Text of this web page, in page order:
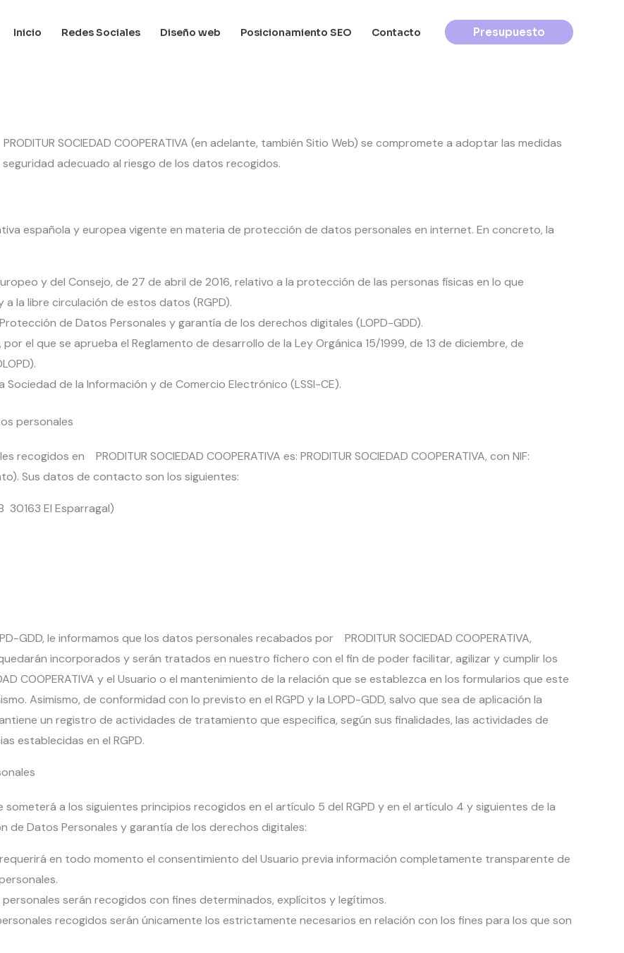
Inicio Redes Sociales Diseño web Posicionamiento SEO Contacto Presupuesto
SOCIEDAD COOPERATIVA (en adelante, también Sitio Web) se compromete a adoptar las medidas
adecuado al riesgo de los datos recogidos.
española y europea vigente en materia de protección de datos personales en internet. En concreto, la
y del Consejo, de 27 de abril de 2016, relativo a la protección de las personas físicas en lo que
la libre circulación de estos datos (RGPD).
de Datos Personales y garantía de los derechos digitales (LOPD-GDD).
el que se aprueba el Reglamento de desarrollo de la Ley Orgánica 15/1999, de 13 de diciembre, de
Sociedad de la Información y de Comercio Electrónico (LSSI-CE).
personales
en PRODITUR SOCIEDAD COOPERATIVA es: PRODITUR SOCIEDAD COOPERATIVA, con NIF:
Sus datos de contacto son los siguientes:
30163 El Esparragal)
GDD, le informamos que los datos personales recabados por PRODITUR SOCIEDAD COOPERATIVA,
incorporados y serán tratados en nuestro fichero con el fin de poder facilitar, agilizar y cumplir los
COOPERATIVA y el Usuario o el mantenimiento de la relación que se establezca en los formularios que este
Asimismo, de conformidad con lo previsto en el RGPD y la LOPD-GDD, salvo que sea de aplicación la
un registro de actividades de tratamiento que especifica, según sus finalidades, las actividades de
establecidas en el RGPD.
a los siguientes principios recogidos en el artículo 5 del RGPD y en el artículo 4 y siguientes de la
de Datos Personales y garantía de los derechos digitales:
en todo momento el consentimiento del Usuario previa información completamente transparente de
serán recogidos con fines determinados, explícitos y legítimos.
recogidos serán únicamente los estrictamente necesarios en relación con los fines para los que son